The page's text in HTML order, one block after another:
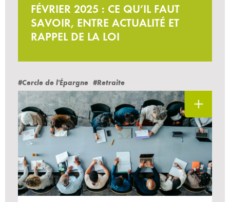
FÉVRIER 2025 : CE QU’IL FAUT
SAVOIR, ENTRE ACTUALITÉ ET
RAPPEL DE LA LOI
#Cercle de l'Épargne #Retraite